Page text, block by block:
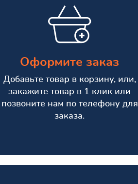
Оформите заказ
Добавьте товар в корзину, или,
закажите товар в 1 клик или
позвоните нам по телефону для
заказа.